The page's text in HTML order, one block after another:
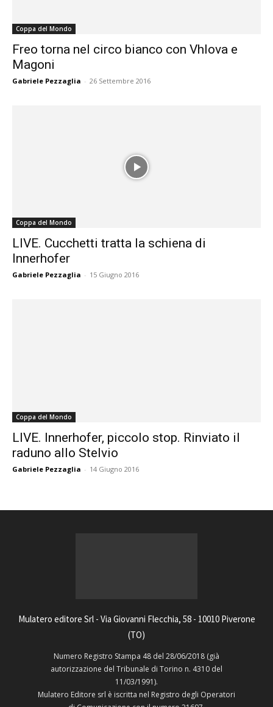
Coppa del Mondo
Freo torna nel circo bianco con Vhlova e
Magoni
Gabriele Pezzaglia - 26 Settembre 2016
Coppa del Mondo
LIVE. Cucchetti tratta la schiena di
Innerhofer
Gabriele Pezzaglia - 15 Giugno 2016
Coppa del Mondo
LIVE. Innerhofer, piccolo stop. Rinviato il
raduno allo Stelvio
Gabriele Pezzaglia - 14 Giugno 2016
Mulatero editore Srl - Via Giovanni Flecchia, 58 - 10010 Piverone
(TO)
Numero Registro Stampa 48 del 28/06/2018 (già
autorizzazione del Tribunale di Torino n. 4310 del
11/03/1991).
Mulatero Editore srl è iscritta nel Registro degli Operatori